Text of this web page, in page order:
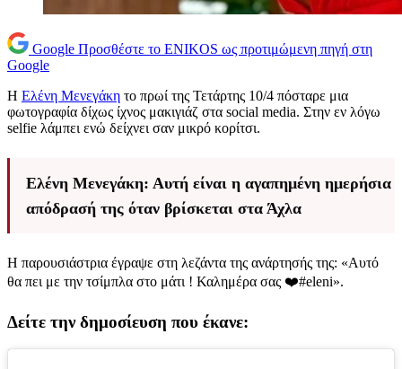
Google Προσθέστε το ENIKOS ως προτιμώμενη πηγή στη
Google
Η Ελένη Μενεγάκη το πρωί της Τετάρτης 10/4 πόσταρε μια
φωτογραφία δίχως ίχνος μακιγιάζ στα social media. Στην εν λόγω
selfie λάμπει ενώ δείχνει σαν μικρό κορίτσι.
Ελένη Μενεγάκη: Αυτή είναι η αγαπημένη ημερήσια
απόδρασή της όταν βρίσκεται στα Άχλα
Η παρουσιάστρια έγραψε στη λεζάντα της ανάρτησής της: «Αυτό
θα πει με την τσίμπλα στο μάτι ! Καλημέρα σας ❤️#eleni».
Δείτε την δημοσίευση που έκανε: